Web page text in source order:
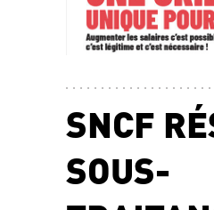
SNCF
SOUS-